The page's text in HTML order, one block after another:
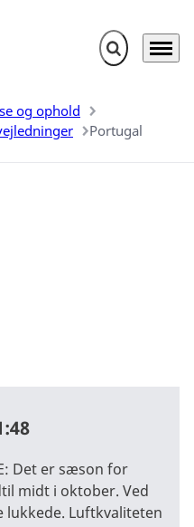
Fold søgefelt
Menu
og ophold
Portugal
Det er sæson for
midt i oktober. Ved
Luftkvaliteten